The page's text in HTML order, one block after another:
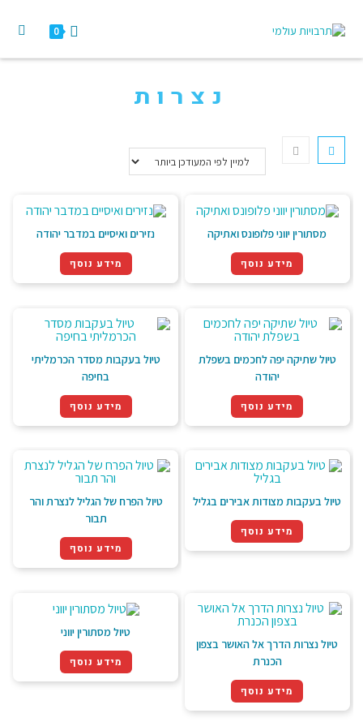
0
נצרות
מסתורין יווני פלופונס ואתיקה
מידע נוסף
נזירים ואיסיים במדבר יהודה
מידע נוסף
טיול שתיקה יפה לחכמים בשפלת
יהודה
מידע נוסף
טיול בעקבות מסדר הכרמליתי
בחיפה
מידע נוסף
טיול בעקבות מצודות אבירים בגליל
מידע נוסף
טיול הפרח של הגליל לנצרת והר
תבור
מידע נוסף
טיול נצרות הדרך אל האושר בצפון
הכנרת
מידע נוסף
טיול מסתורין יווני
מידע נוסף